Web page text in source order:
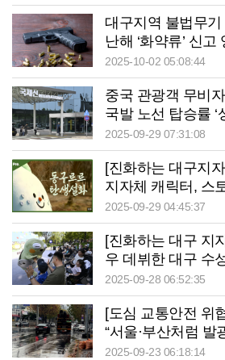
대구지역 불법무
난해 ‘화약류’ 신고
2025-10-02 05:08:44
중국 관광객 무비
국발 노선 탑승률 ‘
2025-09-29 07:31:08
[진화하는 대구지
지자체 캐릭터, 스
계…관광 콘텐츠로
2025-09-29 04:45:37
[진화하는 대구 지
우 데뷔한 대구 수
속하는 달서구 ‘달수
2025-09-28 06:52:35
[도심 교통안전 위
“서울·부산처럼
길 ‘깜깜이 운전’ 끝
2025-09-23 06:18:14